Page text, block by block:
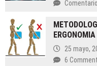
ERGONOMIA
25 mayo,
6